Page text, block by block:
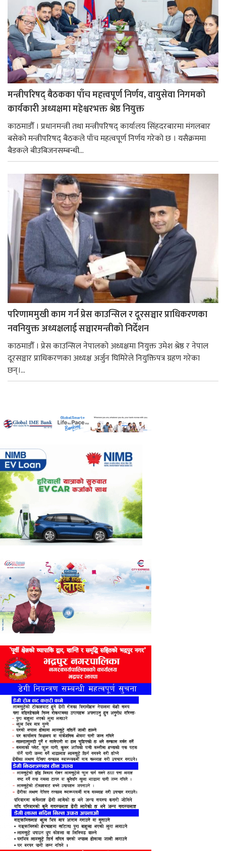
मन्त्रीपरिषद् बैठकका पाँच महत्त्वपूर्ण निर्णय, वायुसेवा निगमको
कार्यकारी अध्यक्षमा महेश्वरभक्त श्रेष्ठ नियुक्त
काठमाडौँ । प्रधानमन्त्री तथा मन्त्रीपरिषद् कार्यालय सिंहदरबारमा मंगलबार
बसेको मन्त्रीपरिषद् बैठकले पाँच महत्वपूर्ण निर्णय गरेको छ । यसैक्रममा
बैडकले बीउबिजनसम्बन्धी...
परिणाममुखी काम गर्न प्रेस काउन्सिल र दूरसञ्चार प्राधिकरणका
नवनियुक्त अध्यक्षलाई सञ्चारमन्त्रीको निर्देशन
काठमाडौँ । प्रेस काउन्सिल नेपालको अध्यक्षमा नियुक्त उमेश श्रेष्ठ र नेपाल
दूरसञ्चार प्राधिकरणका अध्यक्ष अर्जुन घिमिरेले नियुक्तिपत्र ग्रहण गरेका
छन्।...